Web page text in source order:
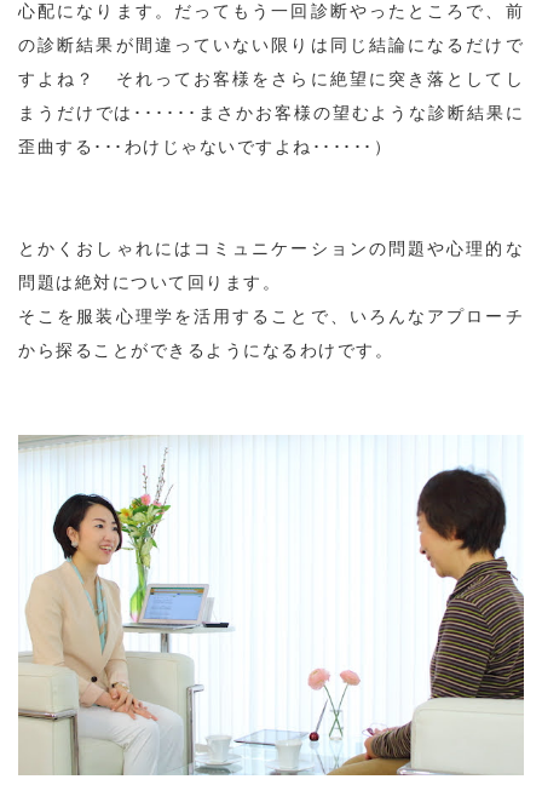
心配になります。だってもう一回診断やったところで、前
の診断結果が間違っていない限りは同じ結論になるだけで
すよね？ それってお客様をさらに絶望に突き落としてし
まうだけでは･･････まさかお客様の望むような診断結果に
歪曲する･･･わけじゃないですよね･･････）
とかくおしゃれにはコミュニケーションの問題や心理的な
問題は絶対について回ります。
そこを服装心理学を活用することで、いろんなアプローチ
から探ることができるようになるわけです。